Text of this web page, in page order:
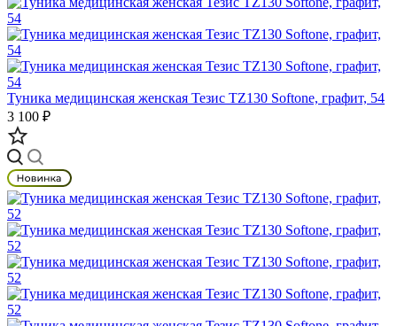
Туника медицинская женская Тезис TZ130 Softone, графит, 54
3 100 ₽